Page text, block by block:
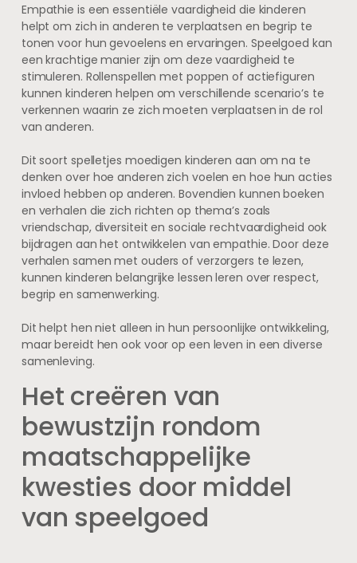
Empathie is een essentiële vaardigheid die kinderen
helpt om zich in anderen te verplaatsen en begrip te
tonen voor hun gevoelens en ervaringen. Speelgoed kan
een krachtige manier zijn om deze vaardigheid te
stimuleren. Rollenspellen met poppen of actiefiguren
kunnen kinderen helpen om verschillende scenario’s te
verkennen waarin ze zich moeten verplaatsen in de rol
van anderen.
Dit soort spelletjes moedigen kinderen aan om na te
denken over hoe anderen zich voelen en hoe hun acties
invloed hebben op anderen. Bovendien kunnen boeken
en verhalen die zich richten op thema’s zoals
vriendschap, diversiteit en sociale rechtvaardigheid ook
bijdragen aan het ontwikkelen van empathie. Door deze
verhalen samen met ouders of verzorgers te lezen,
kunnen kinderen belangrijke lessen leren over respect,
begrip en samenwerking.
Dit helpt hen niet alleen in hun persoonlijke ontwikkeling,
maar bereidt hen ook voor op een leven in een diverse
samenleving.
Het creëren van
bewustzijn rondom
maatschappelijke
kwesties door middel
van speelgoed